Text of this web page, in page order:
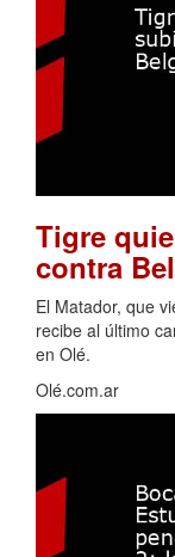
Tigre
contra
El Matador, que
recibe al último
en Olé.
Olé.com.ar